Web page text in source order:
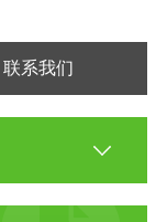
联系我们